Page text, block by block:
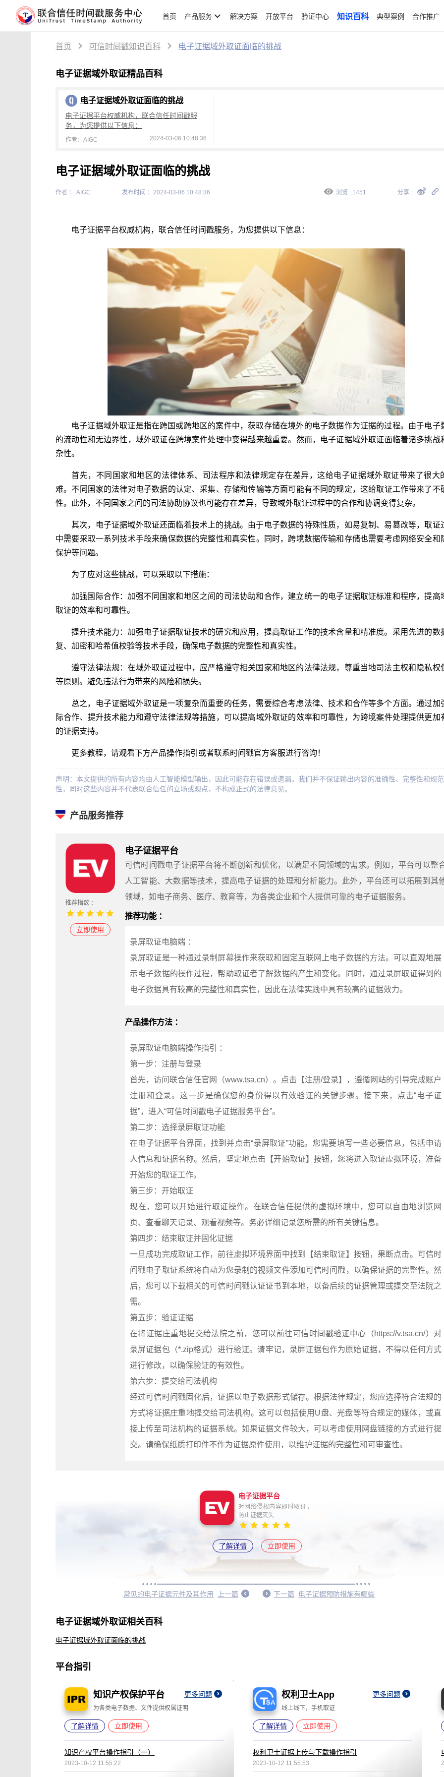
首页 产品服务 解决方案 开放平台 验证中心 知识百科 典型案例 合作推广
首页 可信时间戳知识百科 电子证据域外取证面临的挑战
电子证据域外取证精品百科
电子证据域外取证面临的挑战
电子证据平台权威机构，联合信任时间戳服
务，为您提供以下信息：
作者：AIGC 2024-03-06 10:48:36
电子证据域外取证面临的挑战
作者 ： AIGC 发布时间 ：2024-03-06 10:48:36 浏览 : 1451 分享 :
电子证据平台权威机构，联合信任时间戳服务，为您提供以下信息：
电子证据域外取证是指在跨国或跨地区的案件中，获取存储在境外的电子数据作为证据的过程。由于电子
的流动性和无边界性，域外取证在跨境案件处理中变得越来越重要。然而，电子证据域外取证面临着诸多挑战
杂性。
首先，不同国家和地区的法律体系、司法程序和法律规定存在差异，这给电子证据域外取证带来了很大
难。不同国家的法律对电子数据的认定、采集、存储和传输等方面可能有不同的规定，这给取证工作带来了不
性。此外，不同国家之间的司法协助协议也可能存在差异，导致域外取证过程中的合作和协调变得复杂。
其次，电子证据域外取证还面临着技术上的挑战。由于电子数据的特殊性质，如易复制、易篡改等，取证
中需要采取一系列技术手段来确保数据的完整性和真实性。同时，跨境数据传输和存储也需要考虑网络安全和
保护等问题。
为了应对这些挑战，可以采取以下措施：
加强国际合作：加强不同国家和地区之间的司法协助和合作，建立统一的电子证据取证标准和程序，提高
取证的效率和可靠性。
提升技术能力：加强电子证据取证技术的研究和应用，提高取证工作的技术含量和精准度。采用先进的数
复、加密和哈希值校验等技术手段，确保电子数据的完整性和真实性。
遵守法律法规：在域外取证过程中，应严格遵守相关国家和地区的法律法规，尊重当地司法主权和隐私权
等原则。避免违法行为带来的风险和损失。
总之，电子证据域外取证是一项复杂而重要的任务，需要综合考虑法律、技术和合作等多个方面。通过加
际合作、提升技术能力和遵守法律法规等措施，可以提高域外取证的效率和可靠性，为跨境案件处理提供更加
的证据支持。
更多教程，请观看下方产品操作指引或者联系时间戳官方客服进行咨询！
声明：本文提供的所有内容均由人工智能模型输出，因此可能存在错误或遗漏。我们并不保证输出内容的准确性、完整性和规范
性，同时这些内容并不代表联合信任的立场或观点，不构成正式的法律意见。
产品服务推荐
推荐指数 ：
立即使用
电子证据平台
可信时间戳电子证据平台将不断创新和优化，以满足不同领域的需求。例如，平台可以整
人工智能、大数据等技术，提高电子证据的处理和分析能力。此外，平台还可以拓展到其
领域，如电子商务、医疗、教育等，为各类企业和个人提供可靠的电子证据服务。
推荐功能 ：
录屏取证电脑端 ：
录屏取证是一种通过录制屏幕操作来获取和固定互联网上电子数据的方法。可以直观地展
示电子数据的操作过程，帮助取证者了解数据的产生和变化。同时，通过录屏取证得到的
电子数据具有较高的完整性和真实性，因此在法律实践中具有较高的证据效力。
产品操作方法 ：
录屏取证电脑端操作指引 ：
第一步：注册与登录
首先，访问联合信任官网（www.tsa.cn）。点击【注册/登录】，遵循网站的引导完成账户
注册和登录。这一步是确保您的身份得以有效验证的关键步骤。接下来，点击“电子证
据”，进入“可信时间戳电子证据服务平台”。
第二步：选择录屏取证功能
在电子证据平台界面，找到并点击“录屏取证”功能。您需要填写一些必要信息，包括申请
人信息和证据名称。然后，坚定地点击【开始取证】按钮，您将进入取证虚拟环境，准备
开始您的取证工作。
第三步：开始取证
现在，您可以开始进行取证操作。在联合信任提供的虚拟环境中，您可以自由地浏览网
页、查看聊天记录、观看视频等。务必详细记录您所需的所有关键信息。
第四步：结束取证并固化证据
一旦成功完成取证工作，前往虚拟环境界面中找到【结束取证】按钮，果断点击。可信时
间戳电子取证系统将自动为您录制的视频文件添加可信时间戳，以确保证据的完整性。然
后，您可以下载相关的可信时间戳认证证书到本地，以备后续的证据管理或提交至法院之
需。
第五步：验证证据
在将证据庄重地提交给法院之前，您可以前往可信时间戳验证中心（https://v.tsa.cn/）对
录屏证据包（*.zip格式）进行验证。请牢记，录屏证据包作为原始证据，不得以任何方式
进行修改，以确保验证的有效性。
第六步：提交给司法机构
经过可信时间戳固化后，证据以电子数据形式储存。根据法律规定，您应选择符合法规的
方式将证据庄重地提交给司法机构。这可以包括使用U盘、光盘等符合规定的媒体，或直
接上传至司法机构的证据系统。如果证据文件较大，可以考虑使用网盘链接的方式进行提
交。请确保纸质打印件不作为证据原件使用，以维护证据的完整性和可审查性。
电子证据平台
对网络侵权内容即时取证，
防止证据灭失
了解详情 立即使用
常见的电子证据元件及其作用 上一篇 下一篇 电子证据预防措施有哪些
电子证据域外取证相关百科
电子证据域外取证面临的挑战
平台指引
知识产权保护平台 更多问题
为各类电子数据、文件提供权属证明
了解详情 立即使用
知识产权平台操作指引（一）
2023-10-12 11:55:22
权利卫士App 更多问题
线上线下，手机取证
了解详情 立即使用
权利卫士证据上传与下载操作指引
2023-10-12 11:55:53